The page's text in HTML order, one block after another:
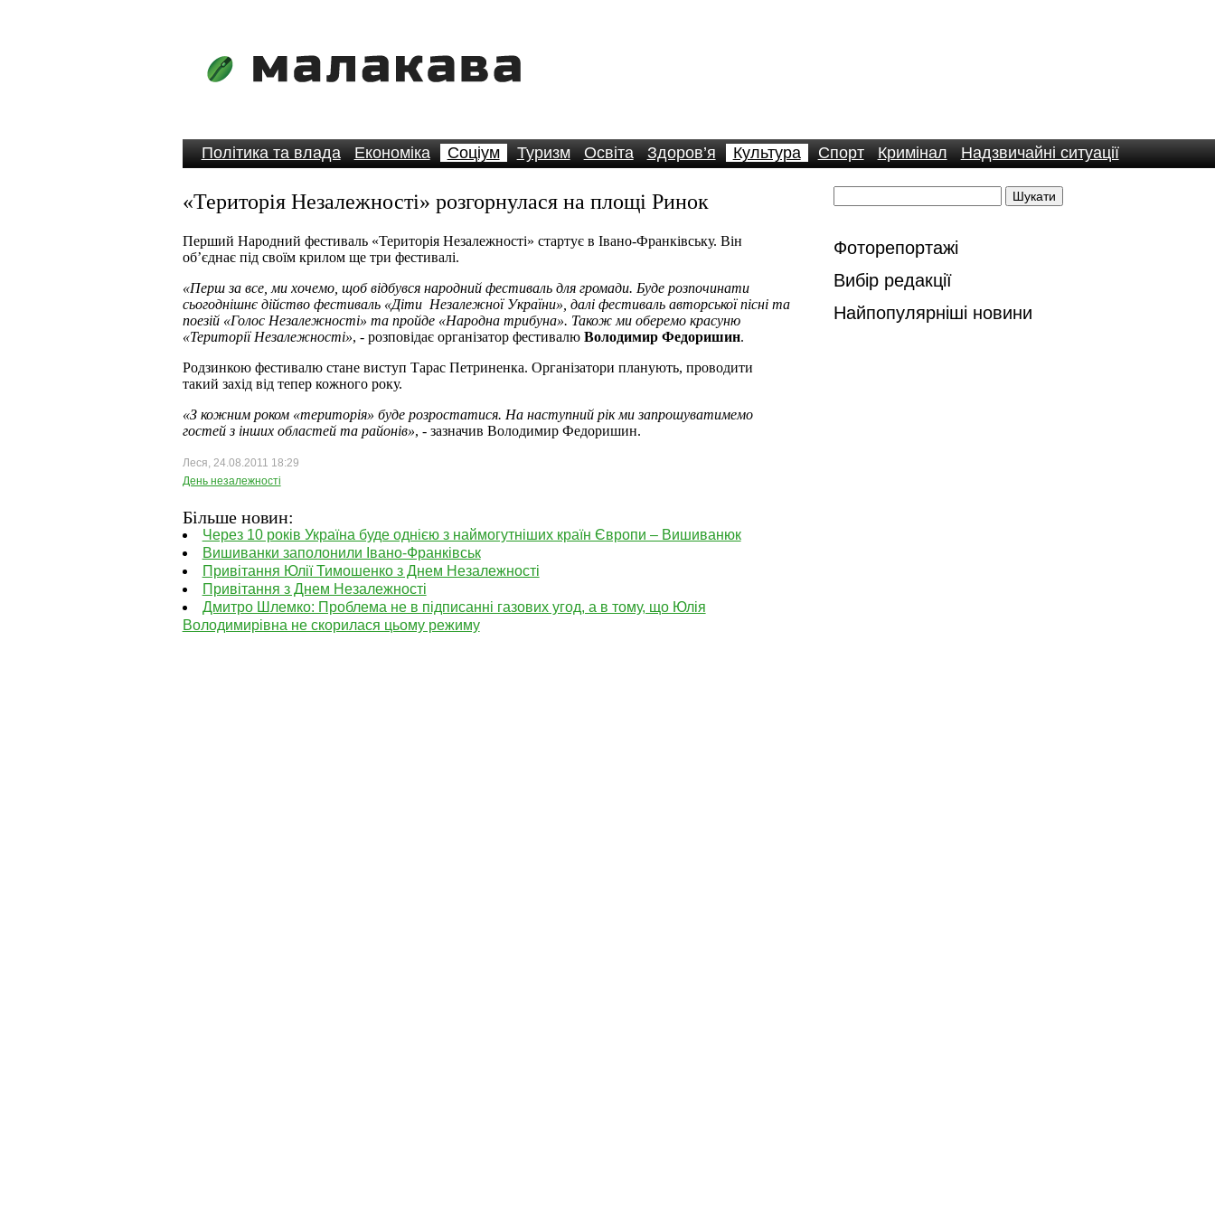
Політика та влада Економіка Соціум Туризм Освіта Здоров’я Культура Спорт Кримінал Надзвичайні ситуації
«Територія Незалежності» розгорнулася на площі Ринок
Перший Народний фестиваль «Територія Незалежності» стартує в Івано-Франківську. Він
об’єднає під своїм крилом ще три фестивалі.
«Перш за все, ми хочемо, щоб відбувся народний фестиваль для громади. Буде розпочинати
сьогоднішнє дійство фестиваль «Діти Незалежної України», далі фестиваль авторської пісні та
поезій «Голос Незалежності» та пройде «Народна трибуна». Також ми оберемо красуню
«Території Незалежності», - розповідає організатор фестивалюВолодимир Федоришин.
Родзинкою фестивалю стане виступ Тарас Петриненка. Організатори планують, проводити
такий захід від тепер кожного року.
«З кожним роком «територія» буде розростатися. На наступний рік ми запрошуватимемо
гостей з інших областей та районів», - зазначив Володимир Федоришин.
Леся, 24.08.2011 18:29
День незалежності
Більше новин:
Через 10 років Україна буде однією з наймогутніших країн Європи – Вишиванюк
Вишиванки заполонили Івано-Франківськ
Привітання Юлії Тимошенко з Днем Незалежності
Привітання з Днем Незалежності
Дмитро Шлемко: Проблема не в підписанні газових угод, а в тому, що Юлія
Володимирівна не скорилася цьому режиму
Фоторепортажі
Вибір редакції
Найпопулярніші новини